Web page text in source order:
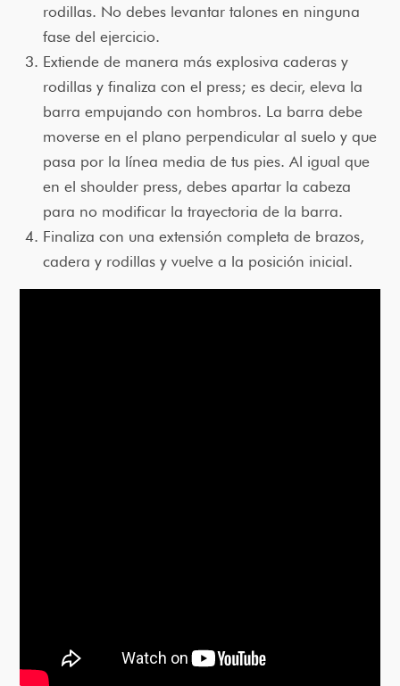
rodillas. No debes levantar talones en ninguna
fase del ejercicio.
Extiende de manera más explosiva caderas y
rodillas y finaliza con el press; es decir, eleva la
barra empujando con hombros. La barra debe
moverse en el plano perpendicular al suelo y que
pasa por la línea media de tus pies. Al igual que
en el shoulder press, debes apartar la cabeza
para no modificar la trayectoria de la barra.
Finaliza con una extensión completa de brazos,
cadera y rodillas y vuelve a la posición inicial.